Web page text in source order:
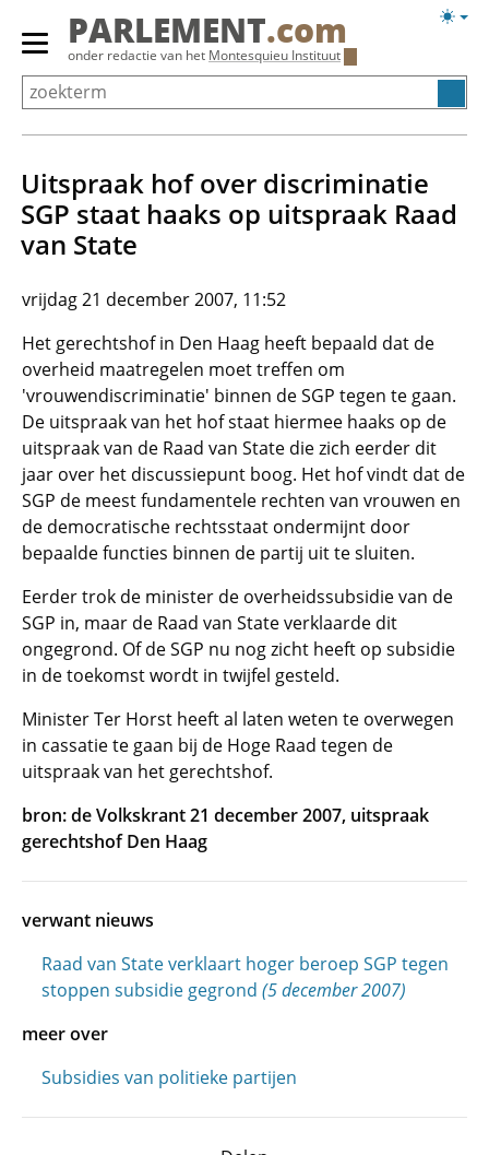
Overslaan
Primair
menu
tonen/verbergen
PARLEMENT.com
onder redactie van het Montesquieu Instituut
Uitspraak hof over discriminatie
SGP staat haaks op uitspraak Raad
van State
vrijdag 21 december 2007, 11:52
Het gerechtshof in Den Haag heeft bepaald dat de
overheid maatregelen moet treffen om
'vrouwendiscriminatie' binnen de SGP tegen te gaan.
De uitspraak van het hof staat hiermee haaks op de
uitspraak van de Raad van State die zich eerder dit
jaar over het discussiepunt boog. Het hof vindt dat de
SGP de meest fundamentele rechten van vrouwen en
de democratische rechtsstaat ondermijnt door
bepaalde functies binnen de partij uit te sluiten.
Eerder trok de minister de overheidssubsidie van de
SGP in, maar de Raad van State verklaarde dit
ongegrond. Of de SGP nu nog zicht heeft op subsidie
in de toekomst wordt in twijfel gesteld.
Minister Ter Horst heeft al laten weten te overwegen
in cassatie te gaan bij de Hoge Raad tegen de
uitspraak van het gerechtshof.
bron: de Volkskrant 21 december 2007, uitspraak
gerechtshof Den Haag
verwant nieuws
Raad van State verklaart hoger beroep SGP tegen
stoppen subsidie gegrond (5 december 2007)
meer over
Subsidies van politieke partijen